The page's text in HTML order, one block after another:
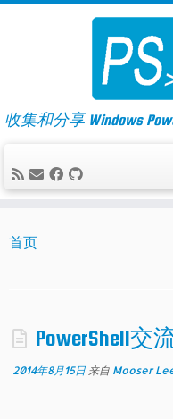
Skip
收集和分享 Windows
首页
PowerShell交
2014年8月15日 来自 Mooser